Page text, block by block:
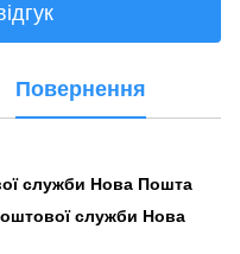
Повернення
служби Нова Пошта
служби Нова